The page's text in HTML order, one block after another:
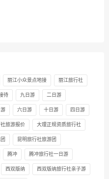
丽江小众景点地接 丽江旅行社
待 九日游 二日游
六日游 十日游 四日游
旅游报价 大理正规资质旅行社
昆明旅行社旅游团
腾冲 腾冲旅行社一日游
西双版纳 西双版纳旅行社亲子游